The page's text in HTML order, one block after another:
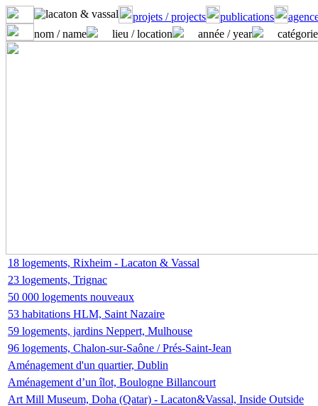
projets / projects publications
nom / name
lieu / location année / year
18 logements, Rixheim - Lacaton & Vassal
23 logements, Trignac
50 000 logements nouveaux
53 habitations HLM, Saint Nazaire
59 logements, jardins Neppert, Mulhouse
96 logements, Chalon-sur-Saône / Prés-Saint-Jean
Aménagement d'un quartier, Dublin
Aménagement d’un îlot, Boulogne Billancourt
Art Mill Museum, Doha (Qatar) - Lacaton&Vassal, Inside Outside